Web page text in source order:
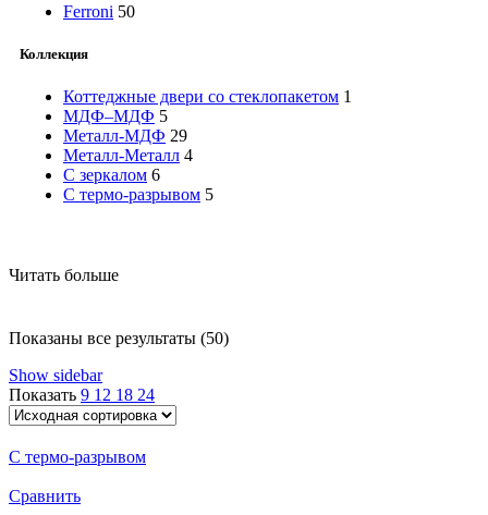
Ferroni 50
Коллекция
Коттеджные двери со стеклопакетом 1
МДФ–МДФ 5
Металл-МДФ 29
Металл-Металл 4
С зеркалом 6
С термо-разрывом 5
Читать больше
Показаны все результаты (50)
Show sidebar
Показать 9 12 18 24
С термо-разрывом
Сравнить